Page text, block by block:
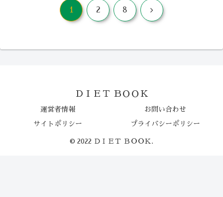
1 2 8 次
ＤＩＥＴ ＢＯＯＫ
運営者情報 お問い合わせ
サイトポリシー プライバシーポリシー
© 2022 ＤＩＥＴ ＢＯＯＫ.